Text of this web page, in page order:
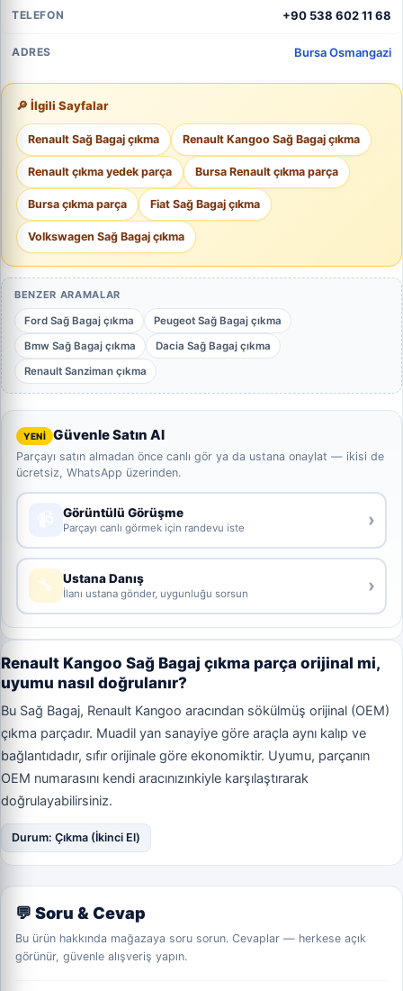
TELEFON +90 538 602 11 68
ADRES Bursa Osmangazi
🔎 İlgili Sayfalar
Renault Sağ Bagaj çıkma Renault Kangoo Sağ Bagaj çıkma
Renault çıkma yedek parça Bursa Renault çıkma parça
Bursa çıkma parça Fiat Sağ Bagaj çıkma
Volkswagen Sağ Bagaj çıkma
BENZER ARAMALAR
Ford Sağ Bagaj çıkma
Peugeot Sağ Bagaj çıkma
Bmw Sağ Bagaj çıkma
Dacia Sağ Bagaj çıkma
Renault Sanziman çıkma
YENİ Güvenle Satın Al
Parçayı satın almadan önce canlı gör ya da ustana onaylat — ikisi de
ücretsiz, WhatsApp üzerinden.
Görüntülü Görüşme
Parçayı canlı görmek için randevu iste ›
🔧 Ustana Danış
İlanı ustana gönder, uygunluğu sorsun ›
Renault Kangoo Sağ Bagaj çıkma parça orijinal mi,
uyumu nasıl doğrulanır?
Bu Sağ Bagaj, Renault Kangoo aracından sökülmüş orijinal (OEM)
çıkma parçadır. Muadil yan sanayiye göre araçla aynı kalıp ve
bağlantıdadır, sıfır orijinale göre ekonomiktir. Uyumu, parçanın
OEM numarasını kendi aracınızınkiyle karşılaştırarak
doğrulayabilirsiniz.
Durum: Çıkma (İkinci El)
💬 Soru & Cevap
Bu ürün hakkında mağazaya soru sorun. Cevaplar — herkese açık
görünür, güvenle alışveriş yapın.